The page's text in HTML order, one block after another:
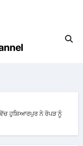
ਹੁਸ਼ਿਆਰਪੁਰ ਨੇ ਰੋਪੜ ਨੂੰ